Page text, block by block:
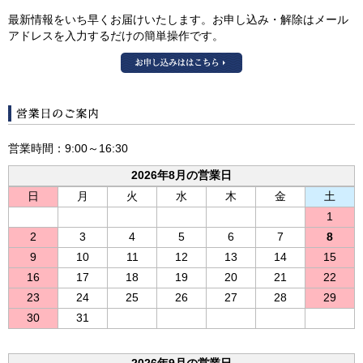
最新情報をいち早くお届けいたします。お申し込み・解除はメール
アドレスを入力するだけの簡単操作です。
営業時間：9:00～16:30
2026年8月の営業日
日
月 火 水 木 金
土
1
2
3 4 5 6 7
8
9
10 11 12 13 14
15
16
17 18 19 20 21
22
23
24 25 26 27 28
29
30
31